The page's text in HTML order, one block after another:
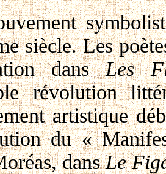
siècle. Les
dansLes
révolution
artistique
du «
dansLe